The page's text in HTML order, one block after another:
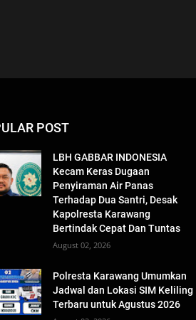
POST
LBH GABBAR INDONESIA
Kecam Keras Dugaan
Penyiraman Air Panas
Terhadap Dua Santri, Desak
Kapolresta Karawang
Bertindak Cepat Dan Tuntas
August 02, 2026
Polresta Karawang Umumkan
Jadwal dan Lokasi SIM Keliling
Terbaru untuk Agustus 2026